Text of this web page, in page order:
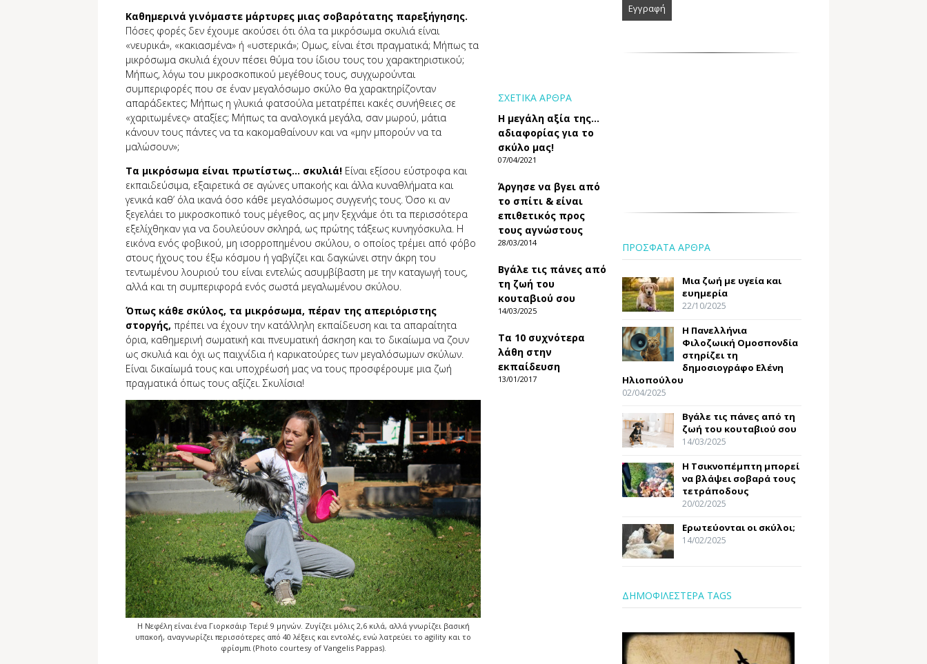
Καθημερινά γινόμαστε μάρτυρες μιας σοβαρότατης παρεξήγησης.
Πόσες φορές δεν έχουμε ακούσει ότι όλα τα μικρόσωμα σκυλιά είναι
«νευρικά», «κακιασµένα» ή «υστερικά»; Οµως, είναι έτσι πραγματικά; Μήπως τα
μικρόσωμα σκυλιά έχουν πέσει θύμα του ίδιου τους του χαρακτηριστικού;
Μήπως, λόγω του μικροσκοπικού μεγέθους τους, συγχωρούνται
συμπεριφορές που σε έναν μεγαλόσωμο σκύλο θα χαρακτηρίζονταν
απαράδεκτες; Μήπως η γλυκιά φατσούλα μετατρέπει κακές συνήθειες σε
«χαριτωμένες» αταξίες; Μήπως τα αναλογικά μεγάλα, σαν μωρού, µάτια
κάνουν τους πάντες να τα κακομαθαίνουν και να «μην μπορούν να τα
µαλώσουν»;
Τα μικρόσωμα είναι πρωτίστως… σκυλιά! Είναι εξίσου εύστροφα και
εκπαιδεύσιµα, εξαιρετικά σε αγώνες υπακοής και άλλα κυναθλήµατα και
γενικά καθ’ όλα ικανά όσο κάθε μεγαλόσωμος συγγενής τους. Όσο κι αν
ξεγελάει το μικροσκοπικό τους μέγεθος, ας μην ξεχνάµε ότι τα περισσότερα
εξελίχθηκαν για να δουλεύουν σκληρά, ως πρώτης τάξεως κυνηγόσκυλα. Η
εικόνα ενός φοβικού, µη ισορροπημένου σκύλου, ο οποίος τρέμει από φόβο
στους ήχους του έξω κόσμου ή γαβγίζει και δαγκώνει στην άκρη του
τεντωμένου λουριού του είναι εντελώς ασυμβίβαστη µε την καταγωγή τους,
αλλά και τη συµπεριφορά ενός σωστά µεγαλωµένου σκύλου.
Όπως κάθε σκύλος, τα μικρόσωμα, πέραν της απεριόριστης
στοργής, πρέπει να έχουν την κατάλληλη εκπαίδευση και τα απαραίτητα
όρια, καθημερινή σωματική και πνευματική άσκηση και το δικαίωμα να ζουν
ως σκυλιά και όχι ως παιχνίδια ή καρικατούρες των μεγαλόσωμων σκύλων.
Είναι δικαίωμά τους και υποχρέωσή µας να τους προσφέρουμε μια ζωή
πραγματικά όπως τους αξίζει. Σκυλίσια!
Η Νεφέλη είναι ένα Γιορκσάιρ Τεριέ 9 μηνών. Ζυγίζει μόλις 2,6 κιλά, αλλά γνωρίζει βασική
υπακοή, αναγνωρίζει περισσότερες από 40 λέξεις και εντολές, ενώ λατρεύει το agility και το
φρίσμπι (Photo courtesy of Vangelis Pappas).
ΣΧΕΤΙΚΑ ΑΡΘΡΑ
Η μεγάλη αξία της…
αδιαφορίας για το
σκύλο μας!
07/04/2021
Άργησε να βγει από
το σπίτι & είναι
επιθετικός προς
τους αγνώστους
28/03/2014
Βγάλε τις πάνες από
τη ζωή του
κουταβιού σου
14/03/2025
Τα 10 συχνότερα
λάθη στην
εκπαίδευση
13/01/2017
ΠΡΟΣΦΑΤΑ ΑΡΘΡΑ
Μια ζωή με υγεία και
ευημερία
22/10/2025
Η Πανελλήνια
Φιλοζωική Ομοσπονδία
στηρίζει τη
δημοσιογράφο Ελένη
Ηλιοπούλου
02/04/2025
Βγάλε τις πάνες από τη
ζωή του κουταβιού σου
14/03/2025
Η Τσικνοπέμπτη μπορεί
να βλάψει σοβαρά τους
τετράποδους
20/02/2025
Ερωτεύονται οι σκύλοι;
14/02/2025
ΔΗΜΟΦΙΛΕΣΤΕΡΑ TAGS